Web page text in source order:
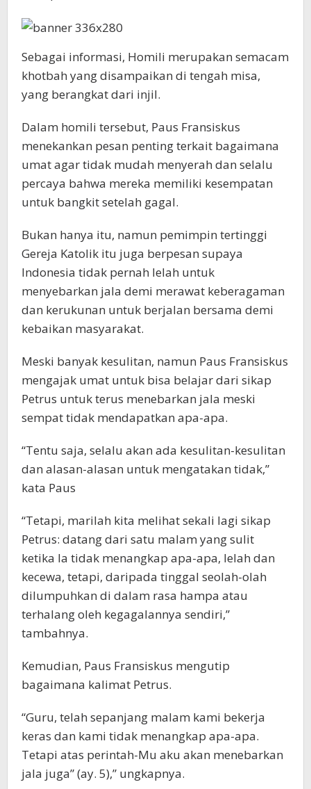
Sebagai informasi, Homili merupakan semacam
khotbah yang disampaikan di tengah misa,
yang berangkat dari injil.
Dalam homili tersebut, Paus Fransiskus
menekankan pesan penting terkait bagaimana
umat agar tidak mudah menyerah dan selalu
percaya bahwa mereka memiliki kesempatan
untuk bangkit setelah gagal.
Bukan hanya itu, namun pemimpin tertinggi
Gereja Katolik itu juga berpesan supaya
Indonesia tidak pernah lelah untuk
menyebarkan jala demi merawat keberagaman
dan kerukunan untuk berjalan bersama demi
kebaikan masyarakat.
Meski banyak kesulitan, namun Paus Fransiskus
mengajak umat untuk bisa belajar dari sikap
Petrus untuk terus menebarkan jala meski
sempat tidak mendapatkan apa-apa.
“Tentu saja, selalu akan ada kesulitan-kesulitan
dan alasan-alasan untuk mengatakan tidak,”
kata Paus
“Tetapi, marilah kita melihat sekali lagi sikap
Petrus: datang dari satu malam yang sulit
ketika la tidak menangkap apa-apa, lelah dan
kecewa, tetapi, daripada tinggal seolah-olah
dilumpuhkan di dalam rasa hampa atau
terhalang oleh kegagalannya sendiri,”
tambahnya.
Kemudian, Paus Fransiskus mengutip
bagaimana kalimat Petrus.
“Guru, telah sepanjang malam kami bekerja
keras dan kami tidak menangkap apa-apa.
Tetapi atas perintah-Mu aku akan menebarkan
jala juga” (ay. 5),” ungkapnya.